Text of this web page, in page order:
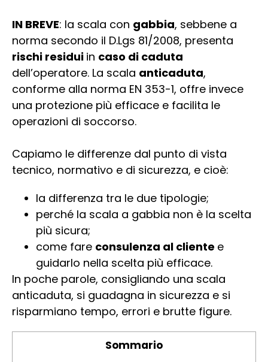
IN BREVE: la scala con gabbia, sebbene a
norma secondo il D.Lgs 81/2008, presenta
rischi residui in caso di caduta
dell’operatore. La scala anticaduta,
conforme alla norma EN 353-1, offre invece
una protezione più efficace e facilita le
operazioni di soccorso.
Capiamo le differenze dal punto di vista
tecnico, normativo e di sicurezza, e cioè:
la differenza tra le due tipologie;
perché la scala a gabbia non è la scelta
più sicura;
come fare consulenza al cliente e
guidarlo nella scelta più efficace.
In poche parole, consigliando una scala
anticaduta, si guadagna in sicurezza e si
risparmiano tempo, errori e brutte figure.
Sommario